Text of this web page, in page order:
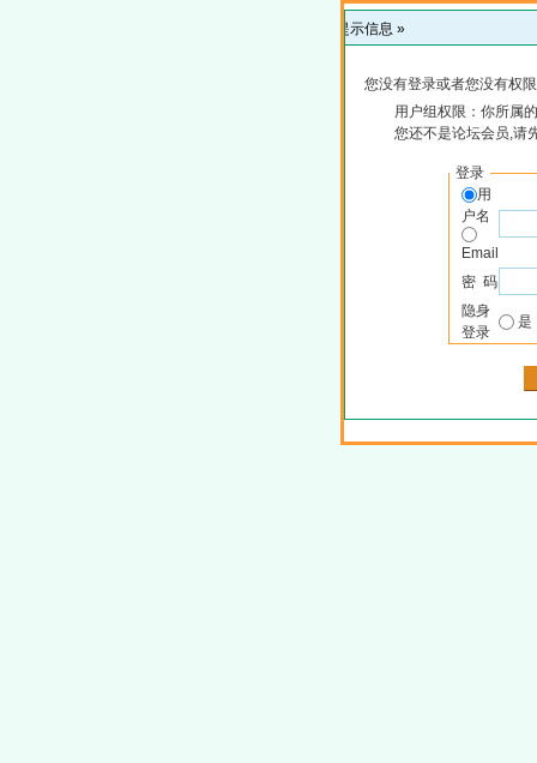
提示信息 »
您没有登录或者您没有权
用户组权限：你所属
您还不是论坛会员,请
登录
用
户名
Email
密 码
隐身
登录